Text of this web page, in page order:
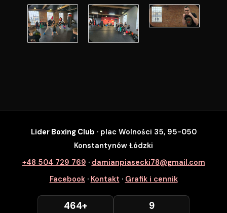
SZYBKI ZAPIS
Zapisz się na wybrane zajęcia
Lider Boxing Club · plac Wolności 35, 95-050
Konstantynów Łódzki
+48 504 729 769 · damianpiasecki78@gmail.com
Facebook· Kontakt · Grafik i cennik
464+ 9